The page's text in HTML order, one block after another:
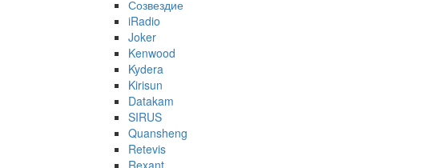
Созвездие
iRadio
Joker
Kenwood
Kydera
Kirisun
Datakam
SIRUS
Quansheng
Retevis
Rexant